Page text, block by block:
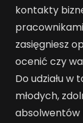
kontakty
zasięgniesz
ocenić czy
Do udziału
młodych,